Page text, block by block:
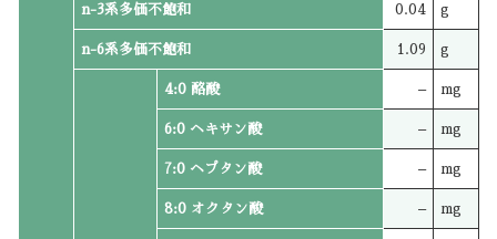
n-3系多価不飽和 0.04 g
n-6系多価不飽和 1.09 g
4:0 酪酸 – mg
6:0 ヘキサン酸 – mg
7:0 ヘプタン酸 – mg
8:0 オクタン酸 – mg